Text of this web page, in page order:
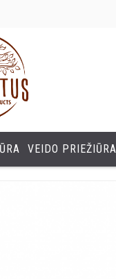
VEIDO PRIEŽIŪRA